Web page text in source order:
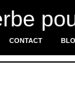
CONTACT